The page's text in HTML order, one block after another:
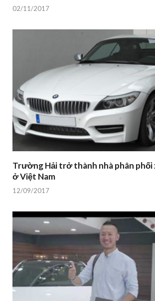
02/11/2017
Trường Hải trở thành nhà phân phối
ở Việt Nam
12/09/2017